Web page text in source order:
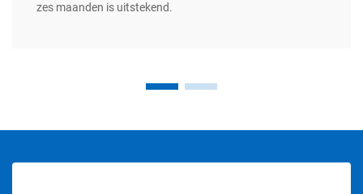
zes maanden is uitstekend.